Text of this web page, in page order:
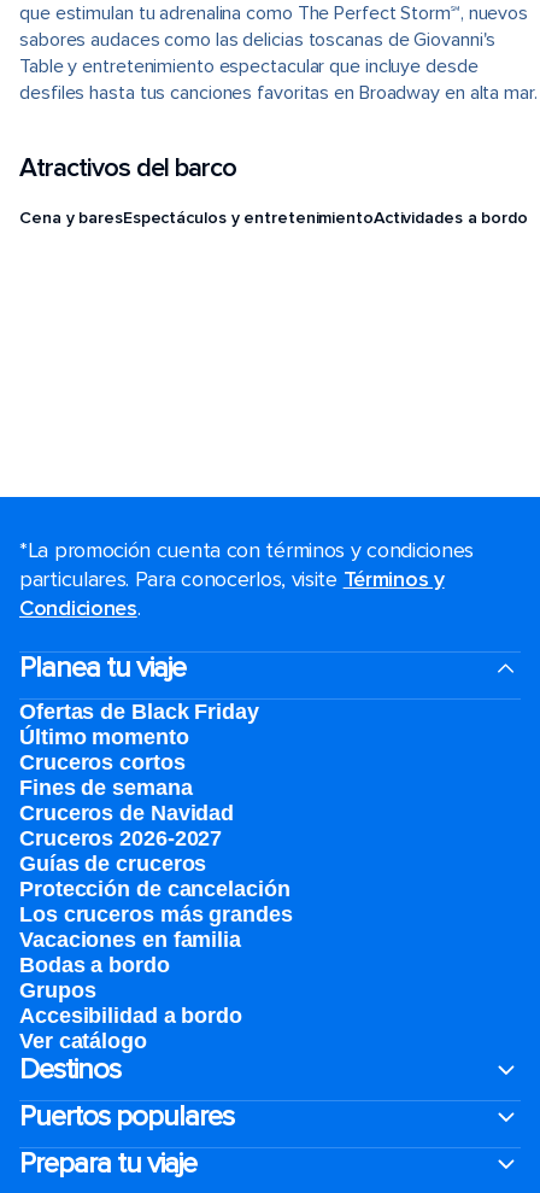
que estimulan tu adrenalina como The Perfect Storm℠, nuevos
sabores audaces como las delicias toscanas de Giovanni's
Table y entretenimiento espectacular que incluye desde
desfiles hasta tus canciones favoritas en Broadway en alta mar.
Atractivos del barco
Cena y baresEspectáculos y entretenimientoActividades a bordo
*La promoción cuenta con términos y condiciones
particulares. Para conocerlos, visite Términos y
Condiciones.
Planea tu viaje
Ofertas de Black Friday
Último momento
Cruceros cortos
Fines de semana
Cruceros de Navidad
Cruceros 2026-2027
Guías de cruceros
Protección de cancelación
Los cruceros más grandes
Vacaciones en familia
Bodas a bordo
Grupos
Accesibilidad a bordo
Ver catálogo
Destinos
Puertos populares
Prepara tu viaje